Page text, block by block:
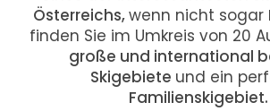
Österreichs,wenn nicht sogar
finden Sie im Umkreis von 20
große und international
Skigebiete und ein
Familienskigebiet.